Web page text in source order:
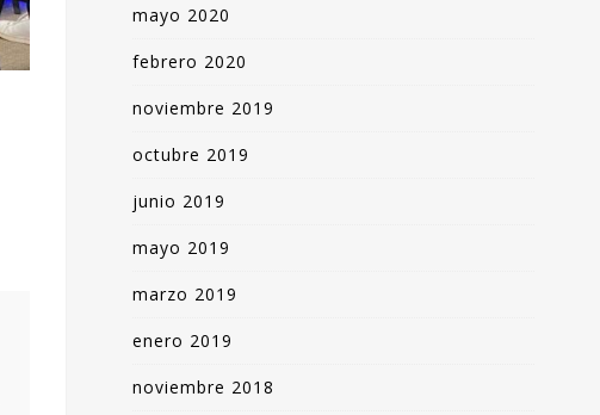
mayo 2020
febrero 2020
noviembre 2019
octubre 2019
junio 2019
mayo 2019
marzo 2019
enero 2019
noviembre 2018